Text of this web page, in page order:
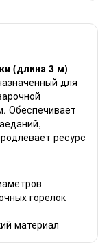
(длина 3 м) –
для
Обеспечивает
ресурс
горелок
материал